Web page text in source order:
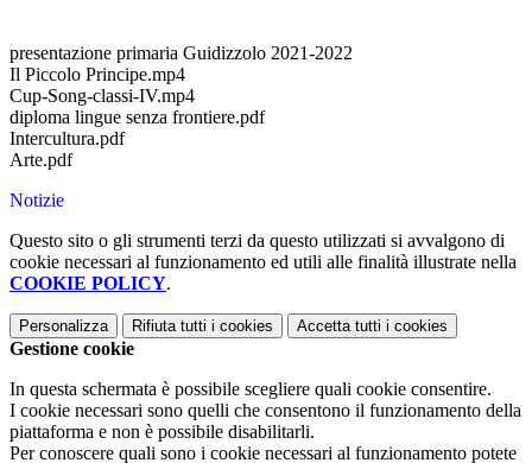
presentazione primaria Guidizzolo 2021-2022
Il Piccolo Principe.mp4
Cup-Song-classi-IV.mp4
diploma lingue senza frontiere.pdf
Intercultura.pdf
Arte.pdf
Notizie
Questo sito o gli strumenti terzi da questo utilizzati si avvalgono di
cookie necessari al funzionamento ed utili alle finalità illustrate nella
COOKIE POLICY.
Personalizza Rifiuta tutti i cookies Accetta tutti i cookies
Gestione cookie
In questa schermata è possibile scegliere quali cookie consentire.
I cookie necessari sono quelli che consentono il funzionamento della
piattaforma e non è possibile disabilitarli.
Per conoscere quali sono i cookie necessari al funzionamento potete